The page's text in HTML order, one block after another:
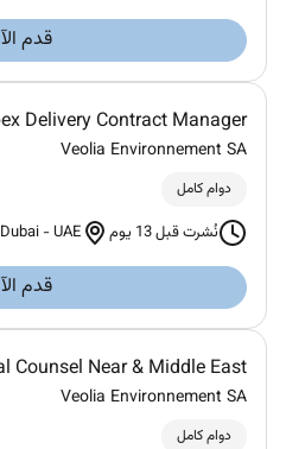
قدم
Delivery Contract Manager
Veolia Environnement SA
دوام كامل
نُشرت قبل 13 يوم Dubai -UAE
قدم
Counsel Near & Middle East
Veolia Environnement SA
دوام كامل